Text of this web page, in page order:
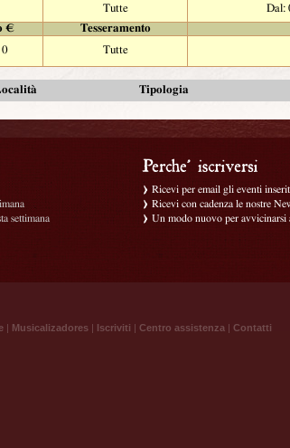
Tutte Dal:
€
Tesseramento
0 Tutte
Tipologia
settimana
Ricevi per email gli eventi
Ricevi con cadenza le nostre
Un modo nuovo per avvicinarsi
| Musicalizadores | Iscriviti | Centro assistenza | Contatti